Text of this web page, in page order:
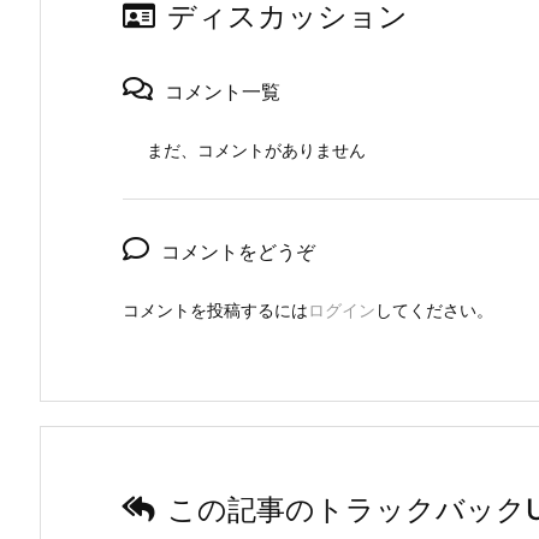
ディスカッション
コメント一覧
まだ、コメントがありません
コメントをどうぞ
コメントを投稿するにはログイン してください。
この記事のトラックバック